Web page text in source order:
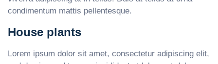
condimentum mattis pellentesque.
House plants
Lorem ipsum dolor sit amet, consectetur adipiscing elit,